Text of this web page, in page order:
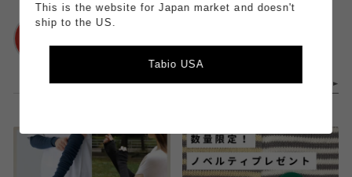
靴下屋
靴下屋
This is the website for Japan market and doesn't
ship to the US.
Tabio USA